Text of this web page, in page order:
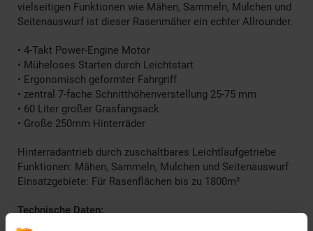
vielseitigen Funktionen wie Mähen, Sammeln, Mulchen und
Seitenauswurf ist dieser Rasenmäher ein echter Allrounder.
• 4-Takt Power-Engine Motor
• Müheloses Starten durch Leichtstart
• Ergonomisch geformter Fahrgriff
• zentral 7-fache Schnitthöhenverstellung 25-75 mm
• 60 Liter großer Grasfangsack
• Große 250mm Hinterräder
Hinterradantrieb durch zuschaltbares Leichtlaufgetriebe
Funktionen: Mähen, Sammeln, Mulchen und Seitenauswurf
Einsatzgebiete: Für Rasenflächen bis zu 1800m²
Technische Daten:
Motor: Power-Engine RV170-S